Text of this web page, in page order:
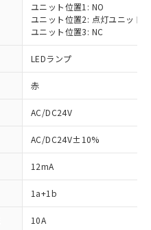
ユニット位置1: NO
ユニット位置2: 点灯ユニット
ユニット位置3: NC
LEDランプ
赤
AC/DC24V
AC/DC24V±10%
12mA
1a+1b
10A